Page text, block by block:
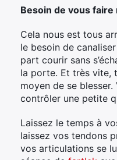
Besoin de vous faire
Cela nous est tous
le besoin de
part courir sans
la porte. Et très vite,
moyen de se
contrôler une petite
Laissez le temps à
laissez vos tendons
vos articulations se